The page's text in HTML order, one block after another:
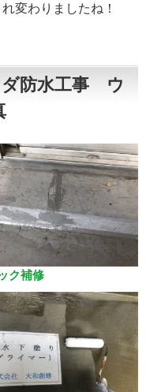
変わりましたね！
防水工事 ウ
ク補修